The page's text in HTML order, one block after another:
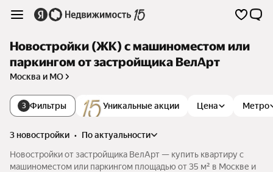
Новостройки (ЖК) с машиноместом или
паркингом от застройщика ВелАрт
Москва и МО
3 Фильтры Уникальные акции Цена Метро
3 новостройки •
по актуальности
Новостройки от застройщика ВелАрт — купить квартиру с
машиноместом или паркингом площадью от 35 м² в Москве и